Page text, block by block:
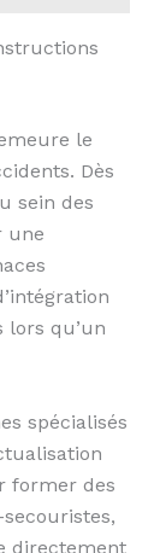
le
Dès
sein des
une
lors qu’un
spécialisés
former des
directement